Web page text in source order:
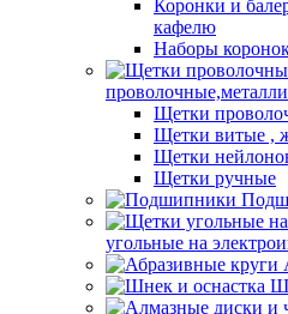
Коронки и
кафелю
Наборы
Щетки
Щетки витые ,
Щетки
Щетки ручные
угольные на